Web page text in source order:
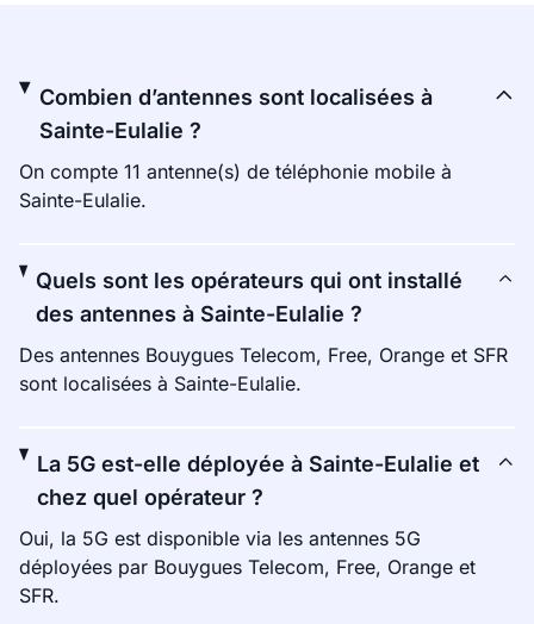
Combien d’antennes sont localisées à
Sainte-Eulalie ?
On compte 11 antenne(s) de téléphonie mobile à
Sainte-Eulalie.
Quels sont les opérateurs qui ont installé
des antennes à Sainte-Eulalie ?
Des antennes Bouygues Telecom, Free, Orange et SFR
sont localisées à Sainte-Eulalie.
La 5G est-elle déployée à Sainte-Eulalie et
chez quel opérateur ?
Oui, la 5G est disponible via les antennes 5G
déployées par Bouygues Telecom, Free, Orange et
SFR.